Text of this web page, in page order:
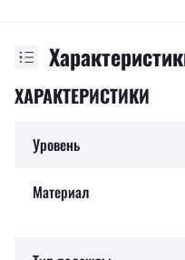
ХАРАКТЕРИСТИКИ
Уровень
Материал